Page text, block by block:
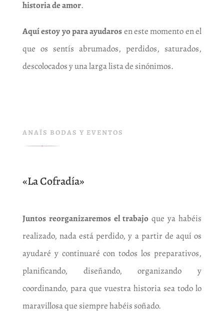
historia de amor.
Aquí estoy yo para ayudarosen este momento en el
que os sentís abrumados, perdidos, saturados,
descolocados y una larga lista de sinónimos.
ANAÏS BODAS Y EVENTOS
«La Cofradía»
Juntos reorganizaremos el trabajo que ya habéis
realizado, nada está perdido, y a partir de aquí os
ayudaré y continuaré con todos los preparativos,
planificando, diseñando, organizando y
coordinando, para que vuestra historia sea todo lo
maravillosa que siempre habéis soñado.